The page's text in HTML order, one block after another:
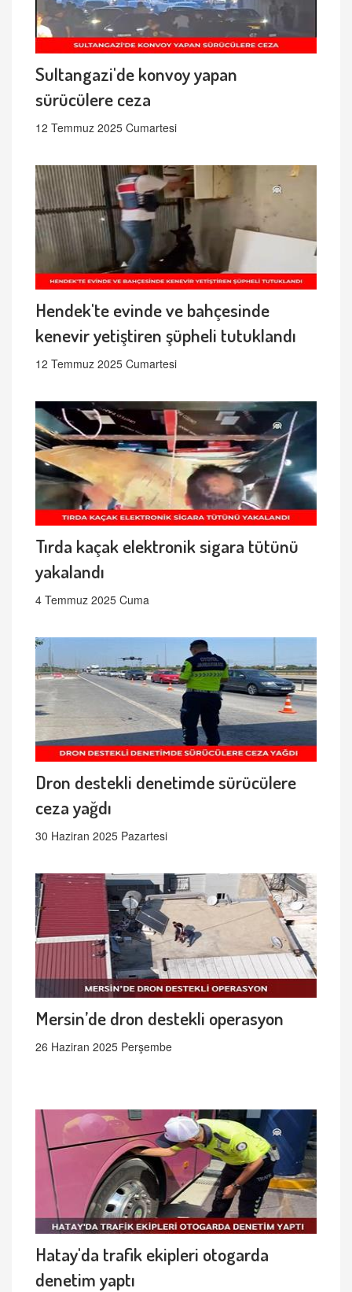
Sultangazi'de konvoy yapan
sürücülere ceza
12 Temmuz 2025 Cumartesi
Hendek'te evinde ve bahçesinde
kenevir yetiştiren şüpheli tutuklandı
12 Temmuz 2025 Cumartesi
Tırda kaçak elektronik sigara tütünü
yakalandı
4 Temmuz 2025 Cuma
Dron destekli denetimde sürücülere
ceza yağdı
30 Haziran 2025 Pazartesi
Mersin’de dron destekli operasyon
26 Haziran 2025 Perşembe
Hatay'da trafik ekipleri otogarda
denetim yaptı